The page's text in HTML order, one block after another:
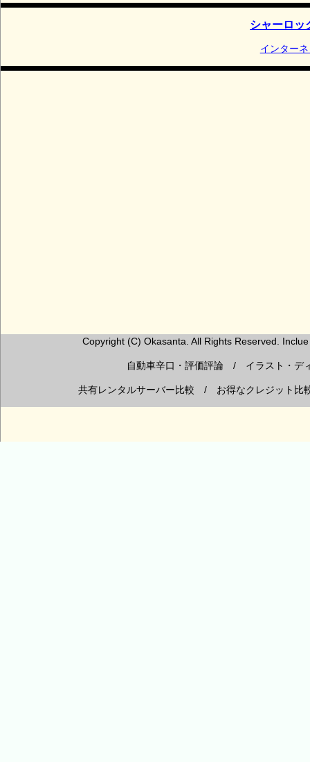
シャーロッ
インター
Copyright (C) Okasanta. All Rights Reserved.
自動車辛口・評価評論 / イラスト・デ
共有レンタルサーバー比較 / お得なクレジット比